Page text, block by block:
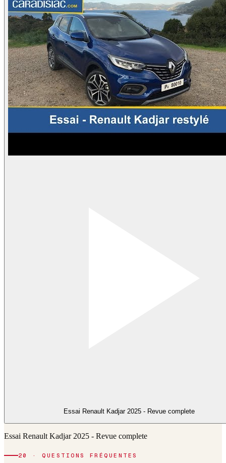
Essai Renault Kadjar 2025 - Revue complete
Essai Renault Kadjar 2025 - Revue complete
20 · QUESTIONS FRÉQUENTES